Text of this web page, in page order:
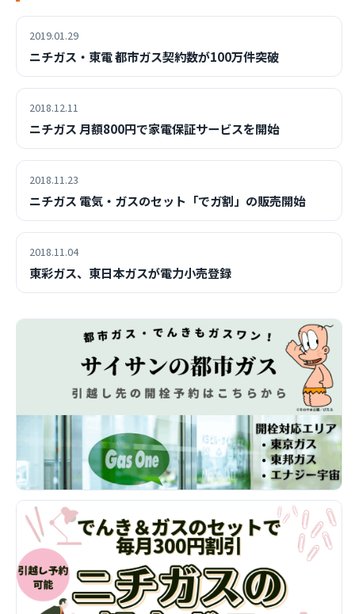
2019.01.29
ニチガス・東電 都市ガス契約数が100万件突破
2018.12.11
ニチガス 月額800円で家電保証サービスを開始
2018.11.23
ニチガス 電気・ガスのセット「でガ割」の販売開始
2018.11.04
東彩ガス、東日本ガスが電力小売登録